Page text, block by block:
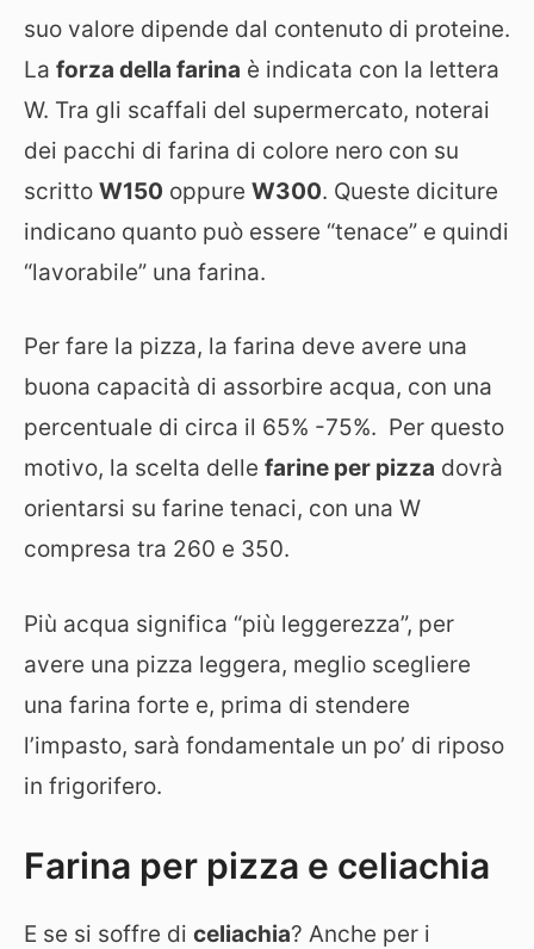
suo valore dipende dal contenuto di proteine.
La forza della farina è indicata con la lettera
W. Tra gli scaffali del supermercato, noterai
dei pacchi di farina di colore nero con su
scritto W150 oppure W300. Queste diciture
indicano quanto può essere “tenace” e quindi
“lavorabile” una farina.
Per fare la pizza, la farina deve avere una
buona capacità di assorbire acqua, con una
percentuale di circa il 65% -75%. Per questo
motivo, la scelta delle farine per pizza dovrà
orientarsi su farine tenaci, con una W
compresa tra 260 e 350.
Più acqua significa “più leggerezza”, per
avere una pizza leggera, meglio scegliere
una farina forte e, prima di stendere
l’impasto, sarà fondamentale un po’ di riposo
in frigorifero.
Farina per pizza e celiachia
E se si soffre di celiachia? Anche per i